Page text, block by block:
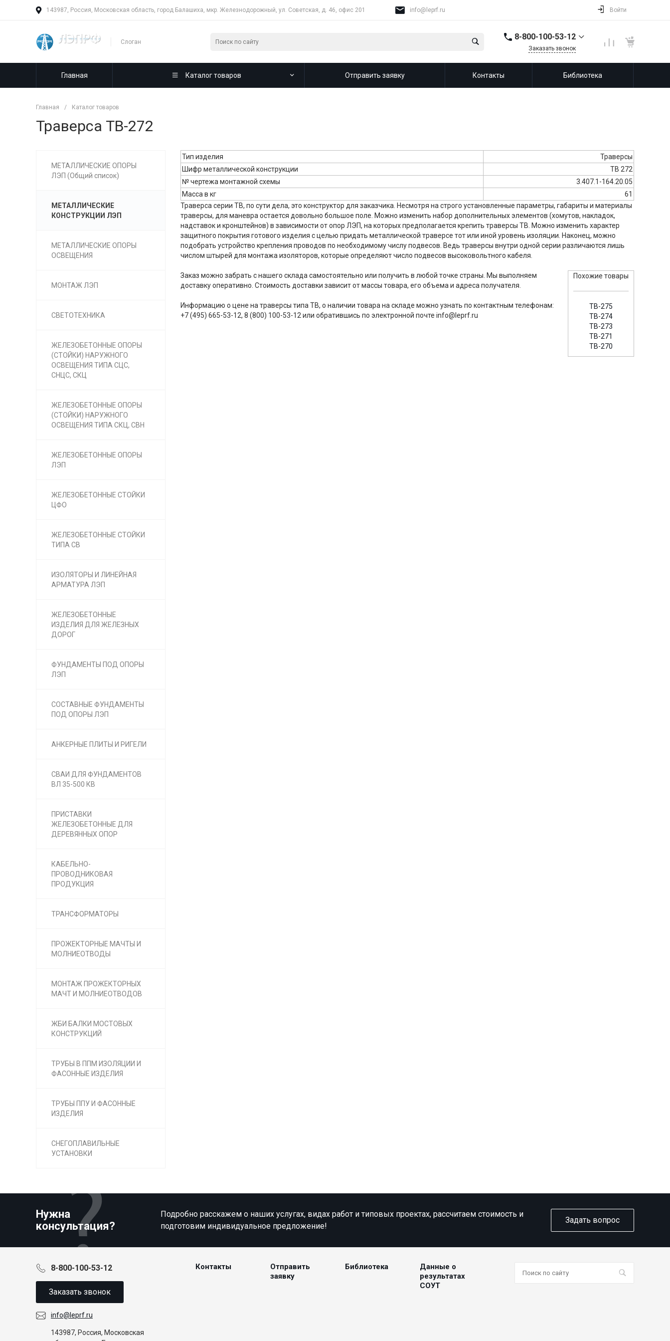
143987, Россия, Московская область, город Балашиха, мкр. Железнодорожный, ул. Советская, д. 46, офис 201 info@leprf.ru Войти
Слоган
8-800-100-53-12
Заказать звонок
Главная Каталог товаров Отправить заявку Контакты Библиотека
Главная / Каталог товаров
Траверса ТВ-272
МЕТАЛЛИЧЕСКИЕ ОПОРЫ
ЛЭП (Общий список)
МЕТАЛЛИЧЕСКИЕ
КОНСТРУКЦИИ ЛЭП
МЕТАЛЛИЧЕСКИЕ ОПОРЫ
ОСВЕЩЕНИЯ
МОНТАЖ ЛЭП
СВЕТОТЕХНИКА
ЖЕЛЕЗОБЕТОННЫЕ ОПОРЫ
(СТОЙКИ) НАРУЖНОГО
ОСВЕЩЕНИЯ ТИПА СЦС,
СНЦС, СКЦ
ЖЕЛЕЗОБЕТОННЫЕ ОПОРЫ
(СТОЙКИ) НАРУЖНОГО
ОСВЕЩЕНИЯ ТИПА СКЦ, СВН
ЖЕЛЕЗОБЕТОННЫЕ ОПОРЫ
ЛЭП
ЖЕЛЕЗОБЕТОННЫЕ СТОЙКИ
ЦФО
ЖЕЛЕЗОБЕТОННЫЕ СТОЙКИ
ТИПА СВ
ИЗОЛЯТОРЫ И ЛИНЕЙНАЯ
АРМАТУРА ЛЭП
ЖЕЛЕЗОБЕТОННЫЕ
ИЗДЕЛИЯ ДЛЯ ЖЕЛЕЗНЫХ
ДОРОГ
ФУНДАМЕНТЫ ПОД ОПОРЫ
ЛЭП
СОСТАВНЫЕ ФУНДАМЕНТЫ
ПОД ОПОРЫ ЛЭП
АНКЕРНЫЕ ПЛИТЫ И РИГЕЛИ
СВАИ ДЛЯ ФУНДАМЕНТОВ
ВЛ 35-500 КВ
ПРИСТАВКИ
ЖЕЛЕЗОБЕТОННЫЕ ДЛЯ
ДЕРЕВЯННЫХ ОПОР
КАБЕЛЬНО-
ПРОВОДНИКОВАЯ
ПРОДУКЦИЯ
ТРАНСФОРМАТОРЫ
ПРОЖЕКТОРНЫЕ МАЧТЫ И
МОЛНИЕОТВОДЫ
МОНТАЖ ПРОЖЕКТОРНЫХ
МАЧТ И МОЛНИЕОТВОДОВ
ЖБИ БАЛКИ МОСТОВЫХ
КОНСТРУКЦИЙ
ТРУБЫ В ППМ ИЗОЛЯЦИИ И
ФАСОННЫЕ ИЗДЕЛИЯ
ТРУБЫ ППУ И ФАСОННЫЕ
ИЗДЕЛИЯ
СНЕГОПЛАВИЛЬНЫЕ
УСТАНОВКИ
Тип изделия
Траверсы
Шифр металлической конструкции
ТВ 272
№ чертежа монтажной схемы
3.407.1-164.20.05
Масса в кг
61
Траверса серии ТВ, по сути дела, это конструктор для заказчика. Несмотря на строго установленные параметры, габариты и материалы
траверсы, для маневра остается довольно большое поле. Можно изменить набор дополнительных элементов (хомутов, накладок,
надставок и кронштейнов) в зависимости от опор ЛЭП, на которых предполагается крепить траверсы ТВ. Можно изменить характер
защитного покрытия готового изделия с целью придать металлической траверсе тот или иной уровень изоляции. Наконец, можно
подобрать устройство крепления проводов по необходимому числу подвесов. Ведь траверсы внутри одной серии различаются лишь
числом штырей для монтажа изоляторов, которые определяют число подвесов высоковольтного кабеля.
Похожие товары
ТВ-275
ТВ-274
ТВ-273
ТВ-271
ТВ-270
Заказ можно забрать с нашего склада самостоятельно или получить в любой точке страны. Мы выполняем
доставку оперативно. Стоимость доставки зависит от массы товара, его объема и адреса получателя.
Информацию о цене на траверсы типа ТВ, о наличии товара на складе можно узнать по контактным телефонам:
+7 (495) 665-53-12, 8 (800) 100-53-12 или обратившись по электронной почте info@leprf.ru
Нужна
консультация?
Подробно расскажем о наших услугах, видах работ и типовых проектах, рассчитаем стоимость и
подготовим индивидуальное предложение!
Задать вопрос
8-800-100-53-12
Заказать звонок
info@leprf.ru
143987, Россия, Московская
Контакты
Отправить
заявку
Библиотека
Данные о
результатах
СОУТ